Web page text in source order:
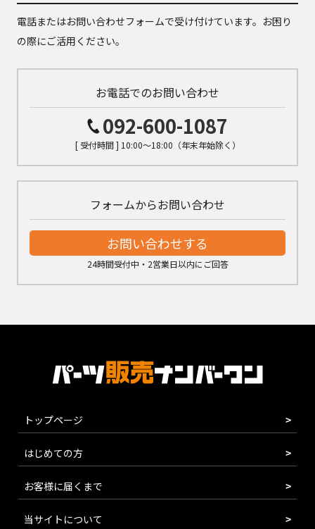
電話またはお問い合わせフォームで受け付けています。お困り
の際にご活用ください。
お電話でのお問い合わせ
092-600-1087
[ 受付時間 ] 10:00～18:00（年末年始除く）
フォームからお問い合わせ
お問い合わせする
24時間受付中・2営業日以内にご回答
トップページ
はじめての方
お客様に届くまで
当サイトについて